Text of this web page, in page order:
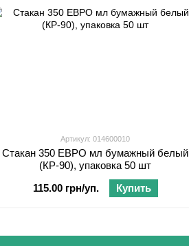
Артикул: 014600010
Стакан 350 ЕВРО мл бумажный белый
(КР-90), упаковка 50 шт
115.00 грн/уп.
Купить